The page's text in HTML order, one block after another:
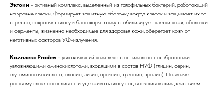
Эктоин - активный комплекс, выделенный из галофильных бактерий, работающий
на уровне клетки. Формирует защитную оболочку вокруг клеток и защищает их от
стресса, сохраняет влагу и благодаря этому стабилизирует клетки кожи, оболочки
и ферменты, жизненно необходимые для здоровья кожи, оберегает кожу от
негативных факторов УФ-излучения.
Комплекс Prodew - увлажняющий комплекс с оптимально подобранными
увлажняющими аминокислотами, входящими в состав НУФ (глицин, серин,
глутаминовая кислота, аланин, лизин, аргинин, треонин, пролин). Позволяет
роговому слою накапливать и удерживать влагу под высушивающим действием